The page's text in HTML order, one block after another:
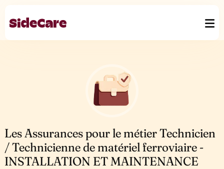
Les Assurances pour le métier Technicien
/ Technicienne de matériel ferroviaire -
INSTALLATION ET MAINTENANCE